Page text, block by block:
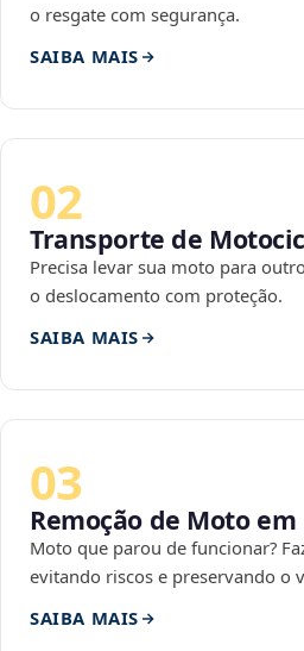
o resgate com segurança.
SAIBA MAIS
02
Transporte de
Precisa levar sua moto para
o deslocamento com proteção.
SAIBA MAIS
03
Remoção de Moto em
Moto que parou de funcionar?
evitando riscos e preservando o
SAIBA MAIS